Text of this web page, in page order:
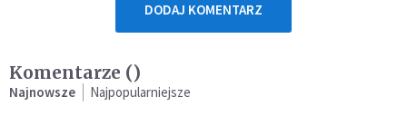
DODAJ KOMENTARZ
Komentarze ()
Najnowsze Najpopularniejsze